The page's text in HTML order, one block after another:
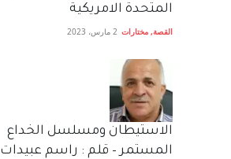
المتحدة الامريكية
القصة, مختارات 2 مارس، 2023
الاستيطان ومسلسل الخداع
المستمر – قلم : راسم عبيدات